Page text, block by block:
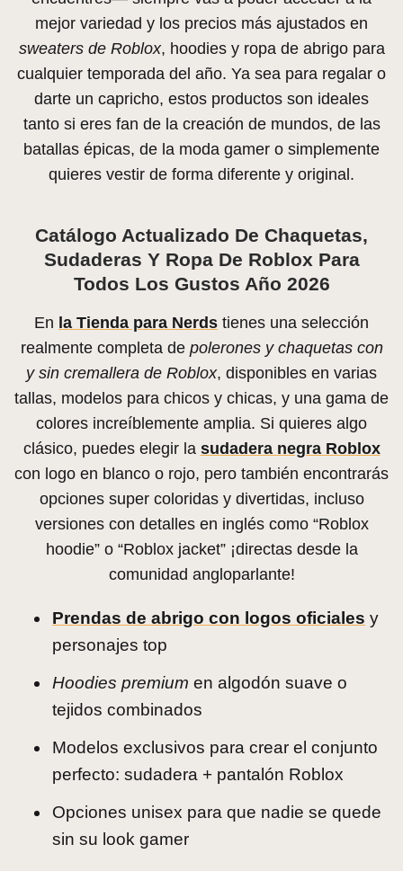
mejor variedad y los precios más ajustados en
sweaters de Roblox, hoodies y ropa de abrigo para
cualquier temporada del año. Ya sea para regalar o
darte un capricho, estos productos son ideales
tanto si eres fan de la creación de mundos, de las
batallas épicas, de la moda gamer o simplemente
quieres vestir de forma diferente y original.
Catálogo Actualizado De Chaquetas,
Sudaderas Y Ropa De Roblox Para
Todos Los Gustos Año 2026
En la Tienda para Nerds tienes una selección
realmente completa de polerones y chaquetas con
y sin cremallera de Roblox, disponibles en varias
tallas, modelos para chicos y chicas, y una gama de
colores increíblemente amplia. Si quieres algo
clásico, puedes elegir la sudadera negra Roblox
con logo en blanco o rojo, pero también encontrarás
opciones super coloridas y divertidas, incluso
versiones con detalles en inglés como “Roblox
hoodie” o “Roblox jacket” ¡directas desde la
comunidad angloparlante!
Prendas de abrigo con logos oficiales y
personajes top
Hoodies premium en algodón suave o
tejidos combinados
Modelos exclusivos para crear el conjunto
perfecto: sudadera + pantalón Roblox
Opciones unisex para que nadie se quede
sin su look gamer